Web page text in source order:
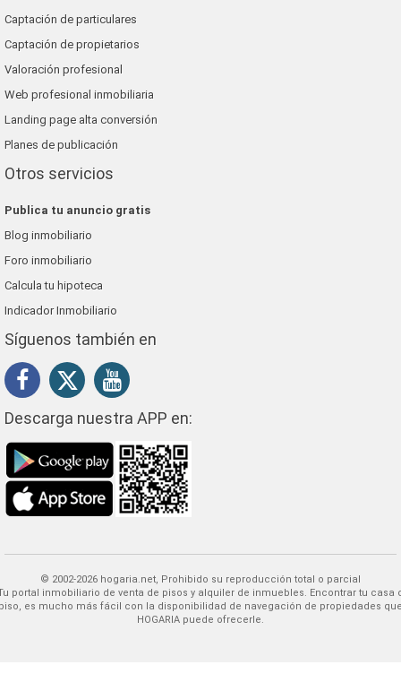
Captación de particulares
Captación de propietarios
Valoración profesional
Web profesional inmobiliaria
Landing page alta conversión
Planes de publicación
Otros servicios
Publica tu anuncio gratis
Blog inmobiliario
Foro inmobiliario
Calcula tu hipoteca
Indicador Inmobiliario
Síguenos también en
Descarga nuestra APP en:
© 2002-2026 hogaria.net, Prohibido su reproducción total o parcial
Encontrar tu casa o
es mucho más fácil con la disponibilidad de navegación de propiedades
HOGARIA puede ofrecerle.